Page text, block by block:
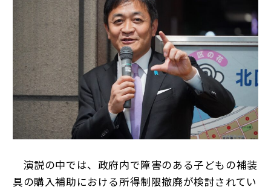
演説の中では、政府内で障害のある子どもの補装
具の購入補助における所得制限撤廃が検討されてい